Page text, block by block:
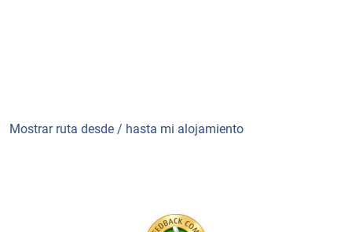
Mostrar ruta desde / hasta mi alojamiento